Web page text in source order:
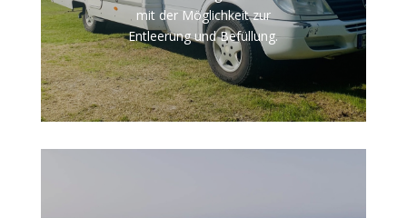
mit der Möglichkeit zur
Entleerung und Befüllung.